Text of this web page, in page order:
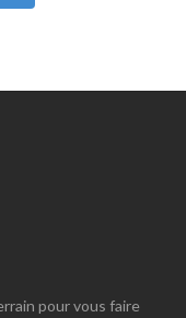
pour vous faire